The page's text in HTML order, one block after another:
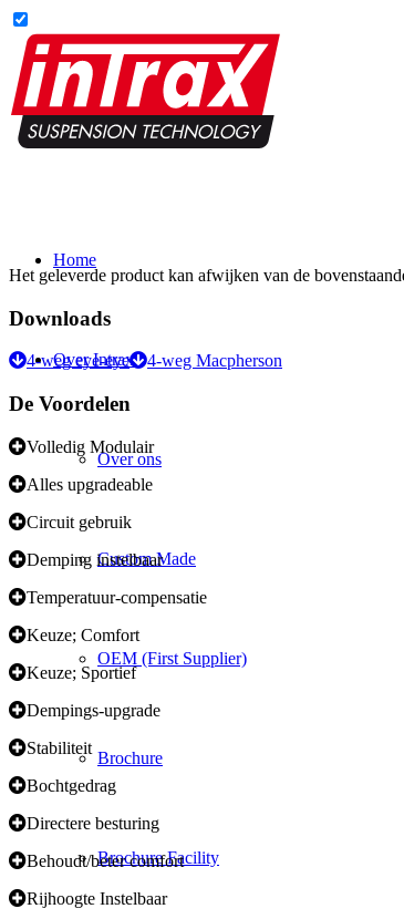
Home
Over Intrax
Over ons
Custom Made
OEM (First Supplier)
Brochure
Brochure Facility
Het geleverde product kan afwijken van de
Downloads
4-weg eye-eye 4-weg Macpherson
De Voordelen
Volledig Modulair
Alles upgradeable
Circuit gebruik
Demping instelbaar
Temperatuur-compensatie
Keuze; Comfort
Keuze; Sportief
Dempings-upgrade
Stabiliteit
Bochtgedrag
Directere besturing
Behoudt/beter comfort
Rijhoogte Instelbaar